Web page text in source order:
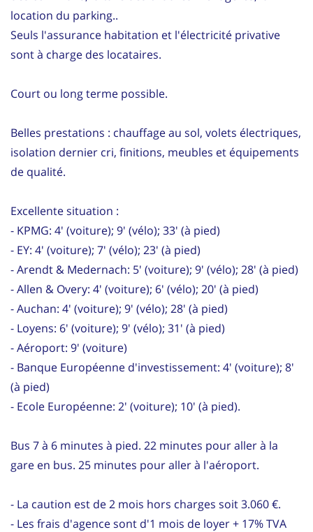
location du parking..
Seuls l'assurance habitation et l'électricité privative
sont à charge des locataires.
Court ou long terme possible.
Belles prestations : chauffage au sol, volets électriques,
isolation dernier cri, finitions, meubles et équipements
de qualité.
Excellente situation :
- KPMG: 4' (voiture); 9' (vélo); 33' (à pied)
- EY: 4' (voiture); 7' (vélo); 23' (à pied)
- Arendt & Medernach: 5' (voiture); 9' (vélo); 28' (à pied)
- Allen & Overy: 4' (voiture); 6' (vélo); 20' (à pied)
- Auchan: 4' (voiture); 9' (vélo); 28' (à pied)
- Loyens: 6' (voiture); 9' (vélo); 31' (à pied)
- Aéroport: 9' (voiture)
- Banque Européenne d'investissement: 4' (voiture); 8'
(à pied)
- Ecole Européenne: 2' (voiture); 10' (à pied).
Bus 7 à 6 minutes à pied. 22 minutes pour aller à la
gare en bus. 25 minutes pour aller à l'aéroport.
- La caution est de 2 mois hors charges soit 3.060 €.
- Les frais d'agence sont d'1 mois de loyer + 17% TVA